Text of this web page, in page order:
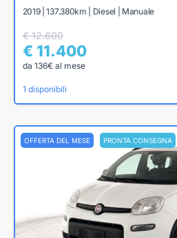
2019 | 137.380km | Diesel | Manuale
€ 12.600
€ 11.400
da 136€ al mese
1 disponibili
OFFERTA DEL MESE PRONTA CONSEGNA